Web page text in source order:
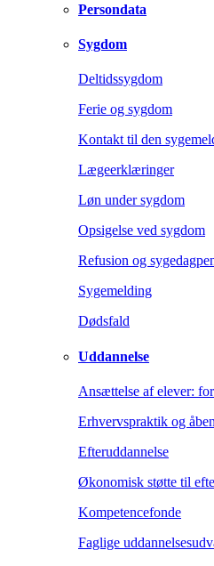
Persondata
Sygdom
Deltidssygdom
Ferie og sygdom
Kontakt til den
Lægeerklæringer
Løn under sygdom
Opsigelse ved sygdom
Refusion og
Sygemelding
Dødsfald
Uddannelse
Ansættelse af elever:
Erhvervspraktik og
Efteruddannelse
Økonomisk støtte til
Kompetencefonde
Faglige